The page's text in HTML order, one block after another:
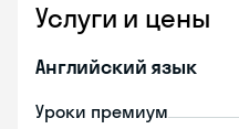
Услуги и цены
Английский язык
Уроки премиум